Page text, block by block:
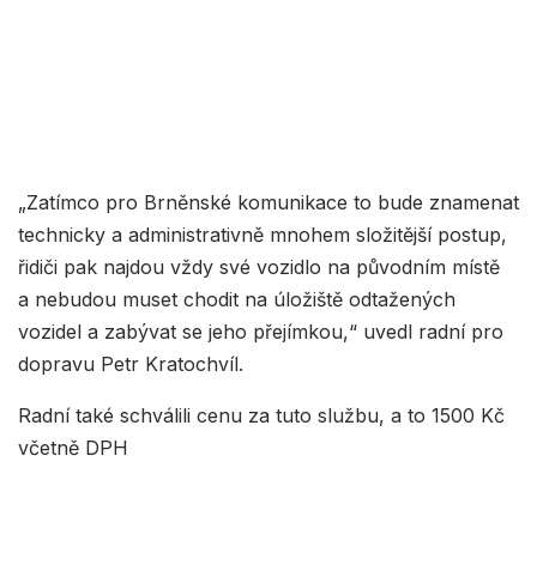
„Zatímco pro Brněnské komunikace to bude znamenat
technicky a administrativně mnohem složitější postup,
řidiči pak najdou vždy své vozidlo na původním místě
a nebudou muset chodit na úložiště odtažených
vozidel a zabývat se jeho přejímkou,“ uvedl radní pro
dopravu Petr Kratochvíl.
Radní také schválili cenu za tuto službu, a to 1500 Kč
včetně DPH